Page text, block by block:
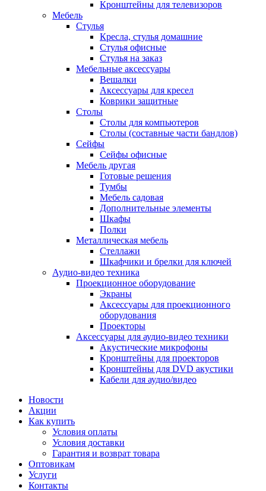
Кронштейны для телевизоров
Мебель
Стулья
Кресла, стулья домашние
Стулья офисные
Стулья на заказ
Мебельные аксессуары
Вешалки
Аксессуары для кресел
Коврики защитные
Столы
Столы для компьютеров
Столы (составные части бандлов)
Сейфы
Сейфы офисные
Мебель другая
Готовые решения
Тумбы
Мебель садовая
Дополнительные элементы
Шкафы
Полки
Металлическая мебель
Стеллажи
Шкафчики и брелки для ключей
Аудио-видео техника
Проекционное оборудование
Экраны
Аксессуары для проекционного
оборудования
Проекторы
Аксессуары для аудио-видео техники
Акустические микрофоны
Кронштейны для проекторов
Кронштейны для DVD акустики
Кабели для аудио/видео
Новости
Акции
Как купить
Условия оплаты
Условия доставки
Гарантия и возврат товара
Оптовикам
Услуги
Контакты